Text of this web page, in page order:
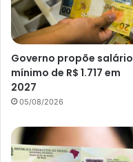
Governo propõe salário
mínimo de R$ 1.717 em
2027
05/08/2026